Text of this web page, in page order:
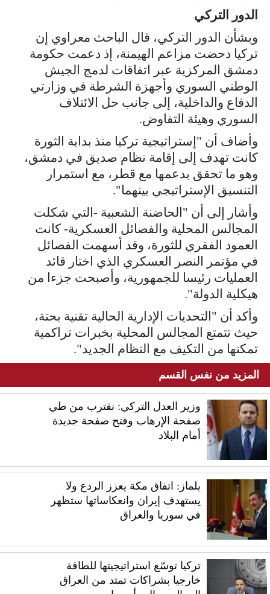
الدور التركي
وبشأن الدور التركي، قال الباحث معراوي إن
تركيا دحضت مزاعم الهيمنة، إذ دعمت حكومة
دمشق المركزية عبر اتفاقات لدمج الجيش
الوطني السوري وأجهزة الشرطة في وزارتي
الدفاع والداخلية، إلى جانب حل الائتلاف
السوري وهيئة التفاوض.
وأضاف أن "إستراتيجية تركيا منذ بداية الثورة
كانت تهدف إلى إقامة نظام صديق في دمشق،
وهو ما تحقق بدعمها مع قطر، مع استمرار
التنسيق الإستراتيجي بينهما".
وأشار إلى أن "الحاضنة الشعبية -التي شكلت
المجالس المحلية والفصائل العسكرية- كانت
العمود الفقري للثورة، وقد أسهمت الفصائل
في مؤتمر النصر العسكري الذي اختار قائد
العمليات رئيسا للجمهورية، وأصبحت جزءا من
هيكلية الدولة".
وأكد أن "التحديات الإدارية الحالية تقنية بحتة،
حيث تتمتع المجالس المحلية بخبرات تراكمية
تمكنها من التكيف مع النظام الجديد".
المزيد من نفس القسم
وزير العدل التركي: نقترب من طي
صفحة الإرهاب وفتح صفحة جديدة
أمام البلاد
يلماز: اتفاق مكة يعزز الردع ولا
يستهدف إيران وانعكاساتها ستظهر
في سوريا والعراق
تركيا توسّع استراتيجيتها للطاقة
خارجيا بشراكات تمتد من العراق